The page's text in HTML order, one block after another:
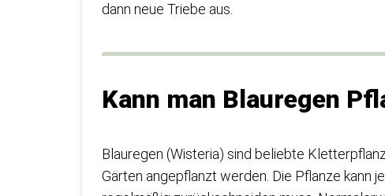
dann neue Triebe aus.
Kann man Blauregen
Blauregen (Wisteria) sind beliebte
Gärten angepflanzt werden. Die Pflanze kann